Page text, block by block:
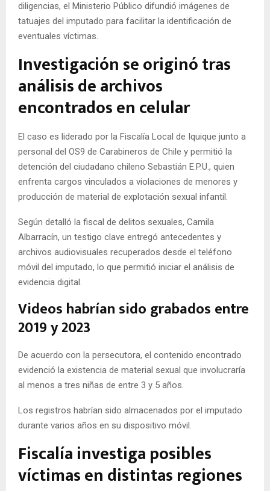
diligencias, el Ministerio Público difundió imágenes de
tatuajes del imputado para facilitar la identificación de
eventuales víctimas.
Investigación se originó tras
análisis de archivos
encontrados en celular
El caso es liderado por la Fiscalía Local de Iquique junto a
personal del OS9 de Carabineros de Chile y permitió la
detención del ciudadano chileno Sebastián E.P.U., quien
enfrenta cargos vinculados a violaciones de menores y
producción de material de explotación sexual infantil.
Según detalló la fiscal de delitos sexuales, Camila
Albarracín, un testigo clave entregó antecedentes y
archivos audiovisuales recuperados desde el teléfono
móvil del imputado, lo que permitió iniciar el análisis de
evidencia digital.
Videos habrían sido grabados entre
2019 y 2023
De acuerdo con la persecutora, el contenido encontrado
evidenció la existencia de material sexual que involucraría
al menos a tres niñas de entre 3 y 5 años.
Los registros habrían sido almacenados por el imputado
durante varios años en su dispositivo móvil.
Fiscalía investiga posibles
víctimas en distintas regiones